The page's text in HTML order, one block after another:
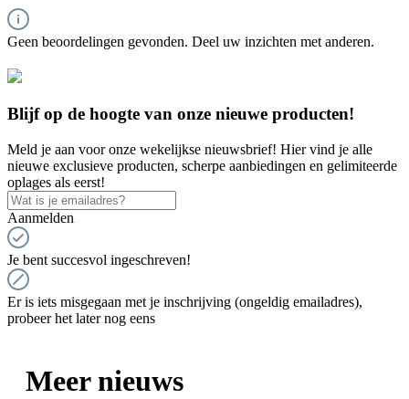
Geen beoordelingen gevonden. Deel uw inzichten met anderen.
Blijf op de hoogte van onze nieuwe producten!
Meld je aan voor onze wekelijkse nieuwsbrief! Hier vind je alle
nieuwe exclusieve producten, scherpe aanbiedingen en gelimiteerde
oplages als eerst!
Aanmelden
Je bent succesvol ingeschreven!
Er is iets misgegaan met je inschrijving (ongeldig emailadres),
probeer het later nog eens
Meer nieuws